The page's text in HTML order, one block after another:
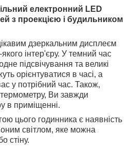
електронний LED
з проекцією і будильником
дзеркальним дисплеєм
інтер'єру. У темний час
підсвічування та великі
орієнтуватися в часі, а
у потрібний час. Також,
Ви завжди
в приміщенні.
цього годинника є наявність
світлом, яке можна
стіну.